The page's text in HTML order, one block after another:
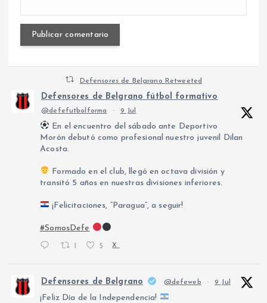
Defensores de Belgrano Retweeted
Defensores de Belgrano fútbol formativo
@defefutbolforma · 9 Jul
En el encuentro del sábado ante Deportivo
Morón debutó como profesional nuestro juvenil Dilan
Acosta.
Formado en el club, llegó en octava división y
transitó 5 años en nuestras divisiones inferiores.
¡Felicitaciones, “Paragua”, a seguir!
#SomosDefe
1 5 X
Defensores de Belgrano @defeweb · 9 Jul
¡Feliz Día de la Independencia!